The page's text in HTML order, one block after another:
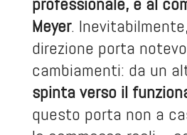
Meyer.
direzione porta
cambiamenti: da un
spinta verso il
questo porta non a